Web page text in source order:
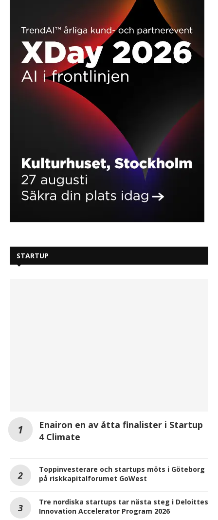
STARTUP
Enairon en av åtta finalister i Startup
4 Climate
Toppinvesterare och startups möts i Göteborg
på riskkapitalforumet GoWest
Tre nordiska startups tar nästa steg i Deloittes
Innovation Accelerator Program 2026